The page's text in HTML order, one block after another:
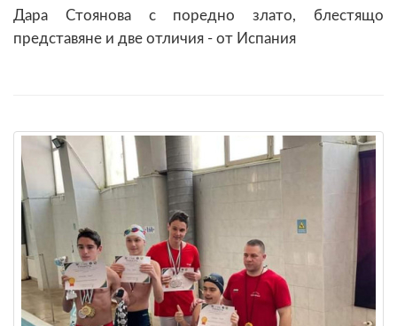
Дара Стоянова с поредно злато, блестящо
представяне и две отличия - от Испания